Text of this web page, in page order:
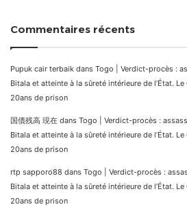
Commentaires récents
Pupuk cair terbaik dans Togo | Verdict-procès :
Bitala et atteinte à la sûreté intérieure de l’État.
20ans de prison
国債残高 現在 dans Togo | Verdict-procès :
Bitala et atteinte à la sûreté intérieure de l’État.
20ans de prison
rtp sapporo88 dans Togo | Verdict-procès :
Bitala et atteinte à la sûreté intérieure de l’État.
20ans de prison